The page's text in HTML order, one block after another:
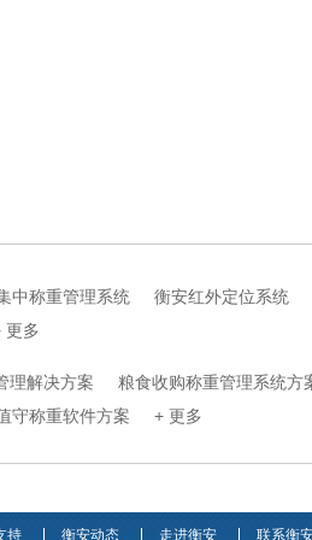
中称重管理系统 衡安红外定位系统
更多
理解决方案 粮食收购称重管理系统方
守称重软件方案 + 更多
持 衡安动态 走进衡安 联系衡